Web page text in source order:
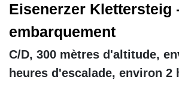
Eisenerzer Klettersteig
embarquement
C/D, 300 mètres d'altitude,
heures d'escalade, environ 2